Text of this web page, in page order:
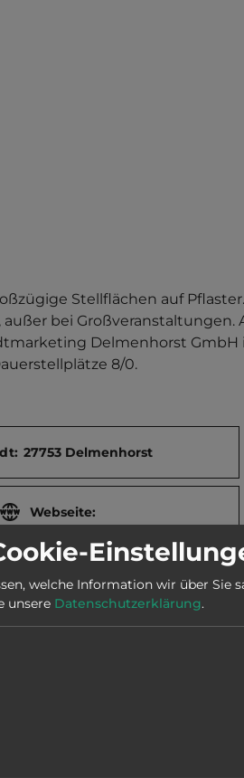
Stellflächen auf
bei Großveranstaltungen.
Delmenhorst GmbH
8/0.
27753 Delmenhorst
Webseite:
mit 44 m hohen Wasserturm
welche Information wir über Sie
unsere Datenschutzerklärung.